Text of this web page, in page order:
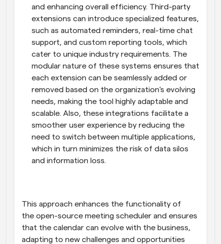
and enhancing overall efficiency. Third-party
extensions can introduce specialized features,
such as automated reminders, real-time chat
support, and custom reporting tools, which
cater to unique industry requirements. The
modular nature of these systems ensures that
each extension can be seamlessly added or
removed based on the organization's evolving
needs, making the tool highly adaptable and
scalable. Also, these integrations facilitate a
smoother user experience by reducing the
need to switch between multiple applications,
which in turn minimizes the risk of data silos
and information loss.
This approach enhances the functionality of
the open-source meeting scheduler and ensures
that the calendar can evolve with the business,
adapting to new challenges and opportunities